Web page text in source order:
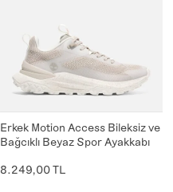
Erkek Motion Access Bileksiz ve
Bağcıklı Beyaz Spor Ayakkabı
8.249,00 TL